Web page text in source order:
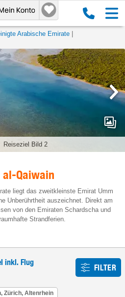
Arabische Emirate
Reiseziel Bild 2
al-Qaiwain
liegt das zweitkleinste Emirat Umm
Unberührtheit auszeichnet. Direkt am
von den Emiraten Schardscha und
Strandferien.
inkl. Flug
FILTER
Zürich, Altenrhein